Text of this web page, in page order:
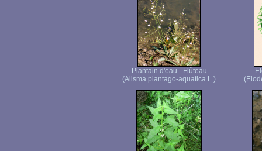
Plantain d'eau - Flûteau
(Alisma plantago-aquatica L.)